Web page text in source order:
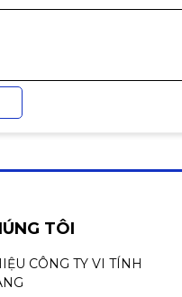
phẩm này:
CPU hiệu quả.
loại bỏ nhiệt độ
hiệu suất hoạt động
nước hay chăm sóc
socket CPU khác
chủ.
TÔI
CÔNG TY VI TÍNH